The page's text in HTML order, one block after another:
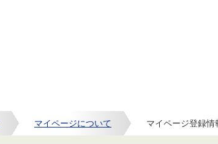
マイページについて マイページ登録